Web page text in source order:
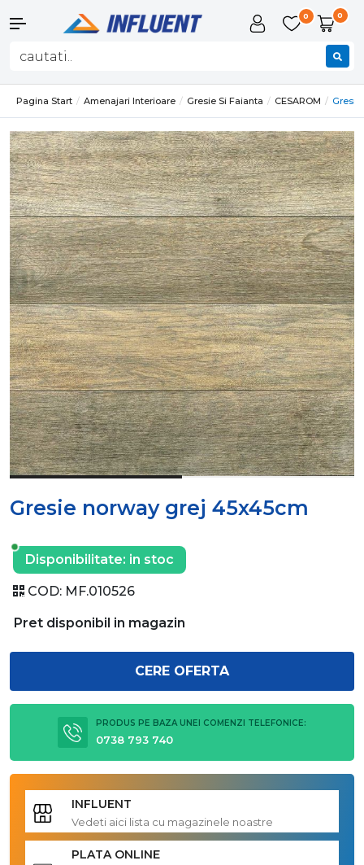
0 0
Pagina Start Amenajari Interioare Gresie Si Faianta CESAROM
Gresie norway grej 45x45cm
Disponibilitate: in stoc
COD: MF.010526
Pret disponibil in magazin
CERE OFERTA
PRODUS PE BAZA UNEI COMENZI TELEFONICE:
0738 793 740
INFLUENT
Vedeti aici lista cu magazinele noastre
PLATA ONLINE